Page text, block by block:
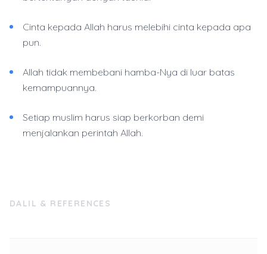
Cinta kepada Allah harus melebihi cinta kepada apa
pun.
Allah tidak membebani hamba-Nya di luar batas
kemampuannya.
Setiap muslim harus siap berkorban demi
menjalankan perintah Allah.
DALIL & REFERENCES